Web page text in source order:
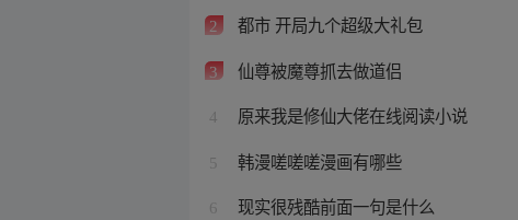
2 都市 开局九个超级大礼包
3 仙尊被魔尊抓去做道侣
4 原来我是修仙大佬在线阅读小说
5 韩漫嗟嗟嗟漫画有哪些
6 现实很残酷前面一句是什么